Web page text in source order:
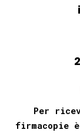
Per
firmacopie